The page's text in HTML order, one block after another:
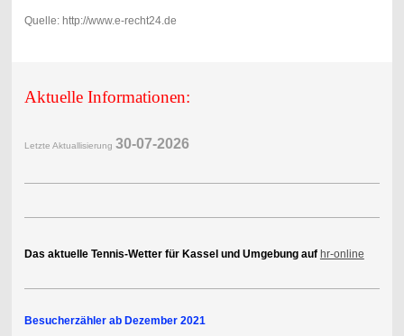
Quelle: http://www.e-recht24.de
Aktuelle Informationen:
Letzte Aktuallisierung 30-07-2026
Das aktuelle Tennis-Wetter für Kassel und Umgebung auf hr-online
Besucherzähler ab Dezember 2021